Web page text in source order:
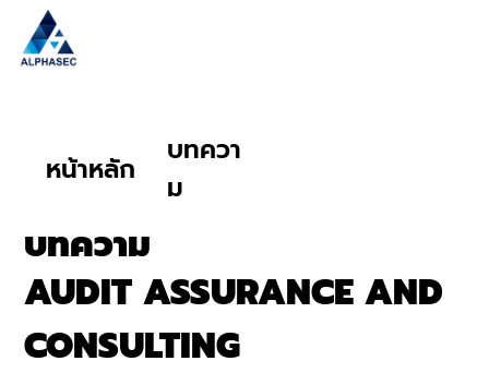
บทความ
AUDIT ASSURANCE AND
CONSULTING
หน้าหลัก
บทควา
ม